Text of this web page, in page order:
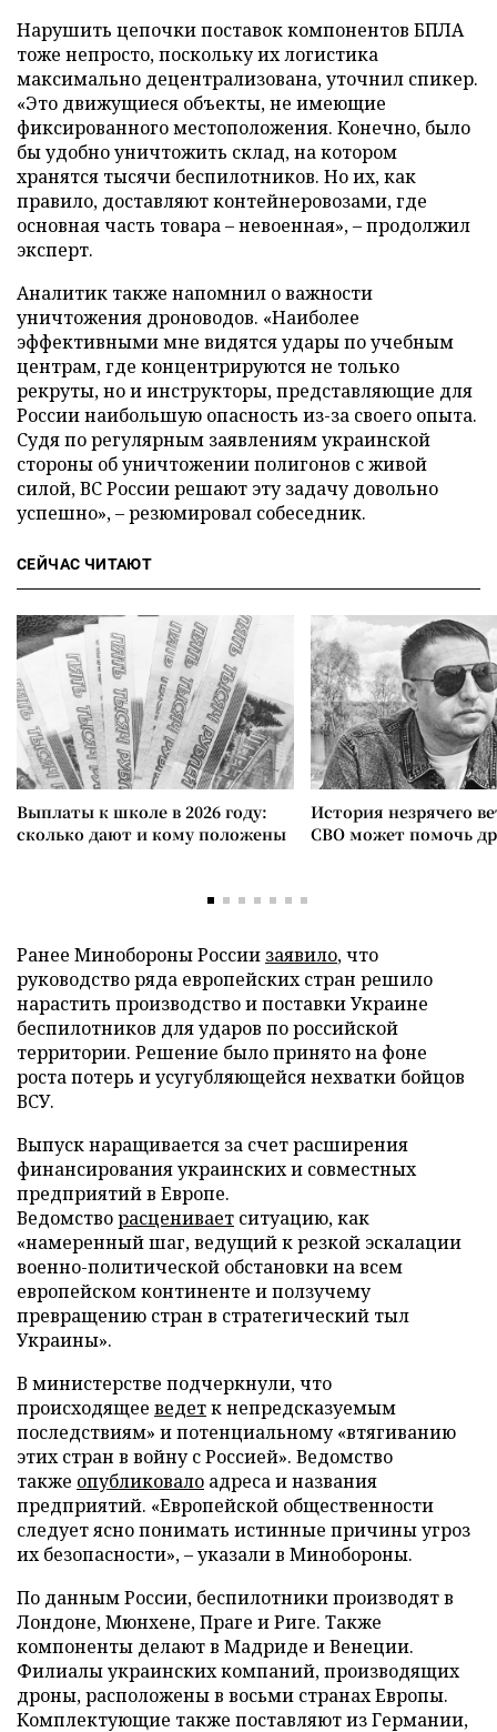
Нарушить цепочки поставок компонентов БПЛА
тоже непросто, поскольку их логистика
максимально децентрализована, уточнил спикер.
«Это движущиеся объекты, не имеющие
фиксированного местоположения. Конечно, было
бы удобно уничтожить склад, на котором
хранятся тысячи беспилотников. Но их, как
правило, доставляют контейнеровозами, где
основная часть товара – невоенная», – продолжил
эксперт.
Аналитик также напомнил о важности
уничтожения дроноводов. «Наиболее
эффективными мне видятся удары по учебным
центрам, где концентрируются не только
рекруты, но и инструкторы, представляющие для
России наибольшую опасность из-за своего опыта.
Судя по регулярным заявлениям украинской
стороны об уничтожении полигонов с живой
силой, ВС России решают эту задачу довольно
успешно», – резюмировал собеседник.
СЕЙЧАС ЧИТАЮТ
Выплаты к школе в 2026 году:
сколько дают и кому положены
История незрячего
СВО может помочь
Ранее Минобороны России заявило, что
руководство ряда европейских стран решило
нарастить производство и поставки Украине
беспилотников для ударов по российской
территории. Решение было принято на фоне
роста потерь и усугубляющейся нехватки бойцов
ВСУ.
Выпуск наращивается за счет расширения
финансирования украинских и совместных
предприятий в Европе.
Ведомстворасценивает ситуацию, как
«намеренный шаг, ведущий к резкой эскалации
военно-политической обстановки на всем
европейском континенте и ползучему
превращению стран в стратегический тыл
Украины».
В министерстве подчеркнули, что
происходящее ведетк непредсказуемым
последствиям» и потенциальному «втягиванию
этих стран в войну с Россией». Ведомство
также опубликовало адреса и названия
предприятий. «Европейской общественности
следует ясно понимать истинные причины угроз
их безопасности», – указали в Минобороны.
По данным России, беспилотники производят в
Лондоне, Мюнхене, Праге и Риге. Также
компоненты делают в Мадриде и Венеции.
Филиалы украинских компаний, производящих
дроны, расположены в восьми странах Европы.
Комплектующие также поставляют из Германии,